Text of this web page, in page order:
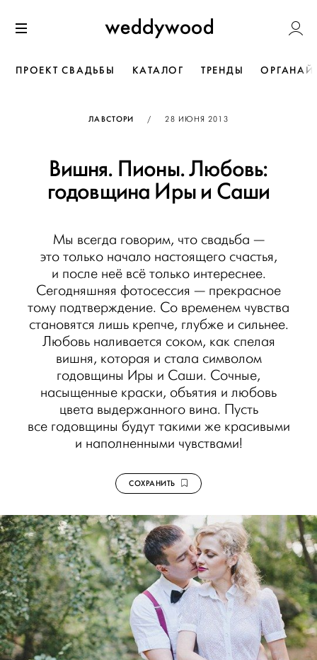
к содержанию
Weddywood
ПРОЕКТ СВАДЬБЫ КАТАЛОГ ТРЕНДЫ
ЛАВСТОРИ / ОПУБЛИКОВАНО
28 ИЮНЯ 2013
Вишня. Пионы. Любовь:
годовщина Иры и Саши
Мы всегда говорим, что свадьба —
это только начало настоящего счастья,
и после неё всё только интереснее.
Сегодняшняя фотосессия — прекрасное
тому подтверждение. Со временем чувства
становятся лишь крепче, глубже и сильнее.
Любовь наливается соком, как спелая
вишня, которая и стала символом
годовщины Иры и Саши. Сочные,
насыщенные краски, объятия и любовь
цвета выдержанного вина. Пусть
все годовщины будут такими же красивыми
и наполненными чувствами!
СОХРАНИТЬ